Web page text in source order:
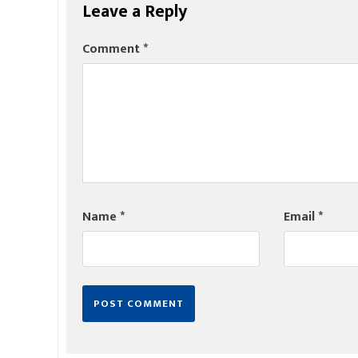
Leave a Reply
Comment*
Name* Email*